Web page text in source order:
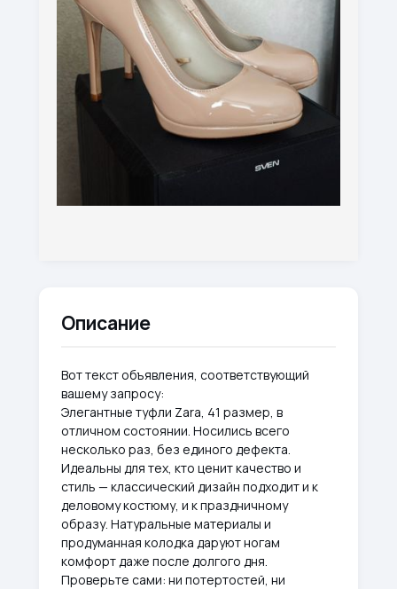
Описание
Вот текст объявления, соответствующий
вашему запросу:
Элегантные туфли Zara, 41 размер, в
отличном состоянии. Носились всего
несколько раз, без единого дефекта.
Идеальны для тех, кто ценит качество и
стиль — классический дизайн подходит и к
деловому костюму, и к праздничному
образу. Натуральные материалы и
продуманная колодка даруют ногам
комфорт даже после долгого дня.
Проверьте сами: ни потертостей, ни